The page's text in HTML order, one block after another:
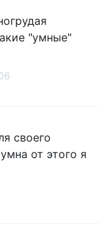
"умные"
своего
от этого я